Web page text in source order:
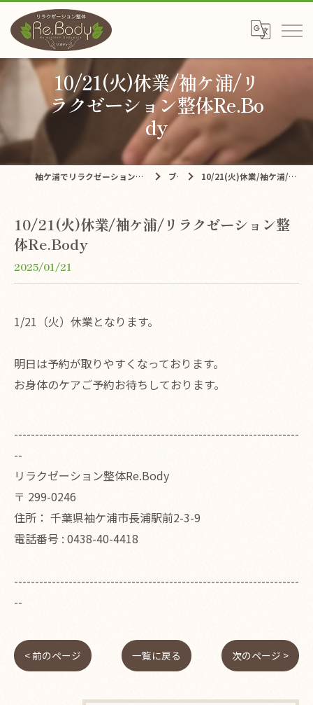
10/21(火)休業/袖ケ浦/リ
ラクゼーション整体Re.Bo
dy
袖ケ浦でリラクゼーションならリラクゼーション整体Re.Body ブログ 10/21(火)休業/袖ケ浦/リラクゼーション整体Re.Body
10/21(火)休業/袖ケ浦/リラクゼーション整
体Re.Body
2025/01/21
1/21（火）休業となります。
明日は予約が取りやすくなっております。
お身体のケアご予約お待ちしております。
--------------------------------------------------------------------
--
リラクゼーション整体Re.Body
〒 299-0246
住所： 千葉県袖ケ浦市長浦駅前2-3-9
電話番号 : 0438-40-4418
--------------------------------------------------------------------
--
< 前のページ 一覧に戻る 次のページ >